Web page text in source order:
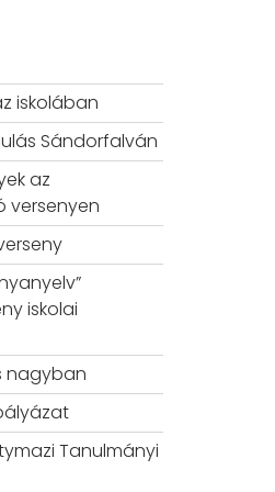
iskolában
Sándorfalván
az
versenyen
iskolai
nagyban
Tanulmányi